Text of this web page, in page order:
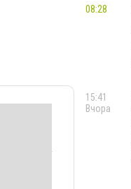
08:28
15:41
Вчора